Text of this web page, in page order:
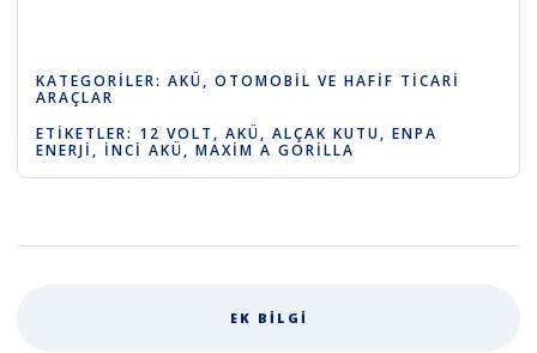
KATEGORILER: AKÜ, OTOMOBIL VE HAFIF TICARI
ARAÇLAR
ETIKETLER: 12 VOLT , AKÜ, ALÇAK KUTU, ENPA
ENERJI , İNCI AKÜ, MAXIM A GORILLA
EK BILGI